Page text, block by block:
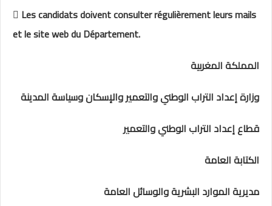
 Les candidats doivent consulter régulièrement leurs mails
et le site web du Département.
المملكة المغربية
وزارة إعداد التراب الوطني والتعمير والإسكان وسياسة المدينة
قطاع إعداد التراب الوطني والتعمير
الكتابة العامة
مديرية الموارد البشرية والوسائل العامة